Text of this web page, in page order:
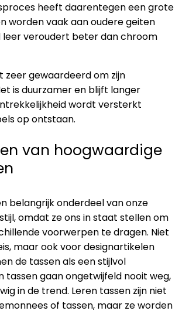
heeft daarentegen een grote
worden vaak aan oudere geiten
leer veroudert beter dan chroom
zeer gewaardeerd om zijn
is duurzamer en blijft langer
wordt versterkt
op ontstaan.
van hoogwaardige
belangrijk onderdeel van onze
omdat ze ons in staat stellen om
voorwerpen te dragen. Niet
maar ook voor designartikelen
de tassen als een stijlvol
tassen gaan ongetwijfeld nooit weg,
in de trend. Leren tassen zijn niet
of tassen, maar ze worden